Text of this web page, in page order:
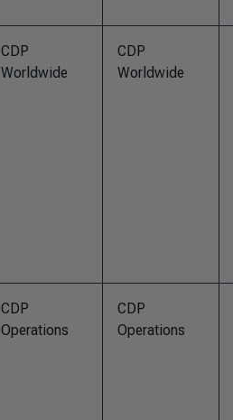
CDP
Worldwide
CDP
Worldwide
CDP
Operations
CDP
Operations